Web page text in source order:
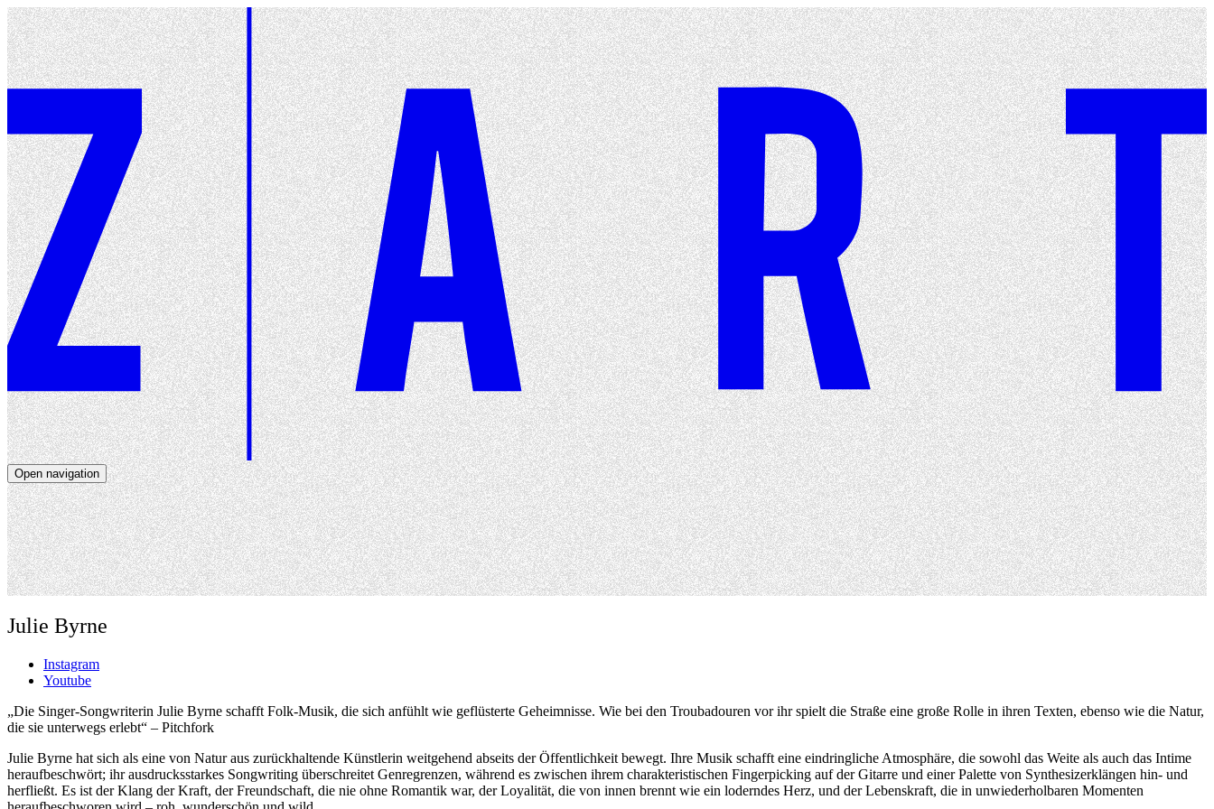
Open navigation
Artists
Dates
About
News
Close navigation
Julie Byrne
Instagram
Youtube
„Die Singer-Songwriterin Julie Byrne schafft Folk-Musik, die sich anfühlt wie geflüsterte Geheimnisse. Wie bei den Troubadouren vor ihr spielt die Straße eine große Rolle in ihren Texten, ebenso wie die Natur,
die sie unterwegs erlebt“ – Pitchfork
Julie Byrne hat sich als eine von Natur aus zurückhaltende Künstlerin weitgehend abseits der Öffentlichkeit bewegt. Ihre Musik schafft eine eindringliche Atmosphäre, die sowohl das Weite als auch das Intime
heraufbeschwört; ihr ausdrucksstarkes Songwriting überschreitet Genregrenzen, während es zwischen ihrem charakteristischen Fingerpicking auf der Gitarre und einer Palette von Synthesizerklängen hin- und
herfließt. Es ist der Klang der Kraft, der Freundschaft, die nie ohne Romantik war, der Loyalität, die von innen brennt wie ein loderndes Herz, und der Lebenskraft, die in unwiederholbaren Momenten